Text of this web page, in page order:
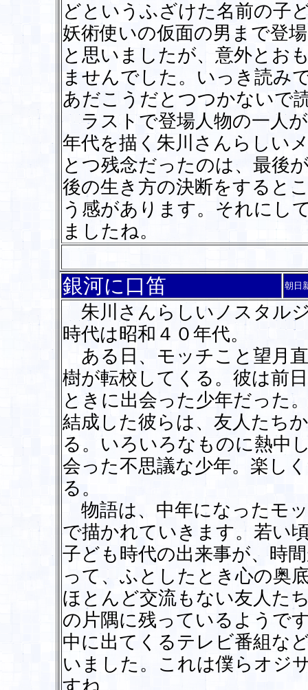
どというふざけた名前の子
妖術使いの仮面の男まで登
と思いましたが、意外とお
ませんでした。いっき読み
あだこうだとつつかないで
ラストで登場人物の一人
年代を描く朱川さんらしい
とつ残念だったのは、最後
後の生き方の決断をすると
う感があります。それにし
ましたね。
銀河に口笛 朝日
朱川さんらしいノスタル
時代は昭和４０年代。
ある日、モッチこと望月
樹が転校してくる。彼は前
ときに出会った少年だった
結成した彼らは、友人たち
る。いろいろなものに熱中
会った不思議な少年。楽し
る。
物語は、中年になったモ
で描かれていきます。若い
子ども時代の出来事が、時
って、ふとしたとき心の奥
ほとんど交流もない友人た
の片隅に残っているようで
中に出てくるテレビ番組な
いました。これは僕らオジ
すね。